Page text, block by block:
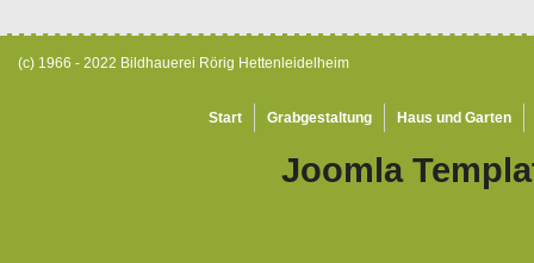
(c) 1966 - 2022 Bildhauerei Rörig Hettenleidelheim
Start Grabgestaltung Haus und Garten
Joomla